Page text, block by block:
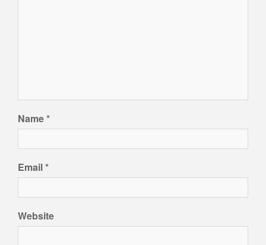
Name*
Email*
Website